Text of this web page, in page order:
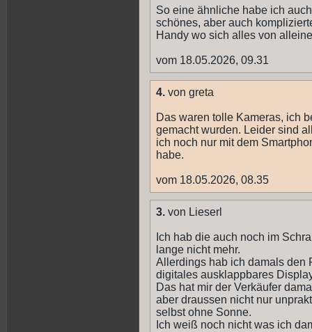
So eine ähnliche habe ich
schönes, aber auch
Handy wo sich alles von
vom 18.05.2026, 09.31
4. von greta
Das waren tolle Kameras, ich
gemacht wurden. Leider sind
ich noch nur mit dem
habe.
vom 18.05.2026, 08.35
3. von Lieserl
Ich hab die auch noch im
lange nicht mehr.
Allerdings hab ich damals den
digitales ausklappbares
Das hat mir der Verkäufer
aber draussen nicht nur
selbst ohne Sonne.
Ich weiß noch nicht was ich